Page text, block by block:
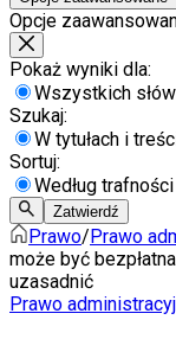
Opcje
Pokaż wyniki dla:
Wszystkich słów
Szukaj:
W tytułach i
Sortuj:
Według trafności
Zatwierdź
Prawo/Prawo
może być
uzasadnić
Prawo